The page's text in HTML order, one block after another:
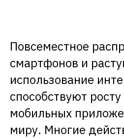
Повсеместное
смартфонов и
использование
способствуют
мобильных
миру. Многие